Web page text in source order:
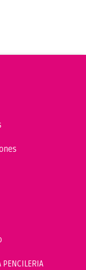
PENCILERIA